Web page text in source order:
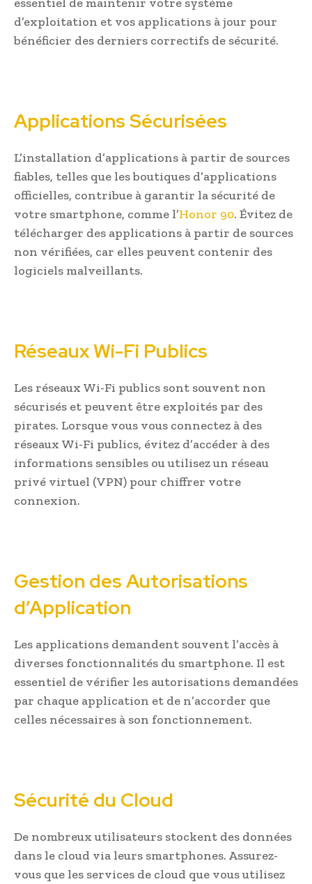
d’exploitation et vos applications à jour pour
bénéficier des derniers correctifs de sécurité.
Applications Sécurisées
L’installation d’applications à partir de sources
fiables, telles que les boutiques d’applications
officielles, contribue à garantir la sécurité de
votre smartphone, comme l’Honor 90. Évitez de
télécharger des applications à partir de sources
non vérifiées, car elles peuvent contenir des
logiciels malveillants.
Réseaux Wi-Fi Publics
Les réseaux Wi-Fi publics sont souvent non
sécurisés et peuvent être exploités par des
pirates. Lorsque vous vous connectez à des
réseaux Wi-Fi publics, évitez d’accéder à des
informations sensibles ou utilisez un réseau
privé virtuel (VPN) pour chiffrer votre
connexion.
Gestion des Autorisations
d’Application
Les applications demandent souvent l’accès à
diverses fonctionnalités du smartphone. Il est
essentiel de vérifier les autorisations demandées
par chaque application et de n’accorder que
celles nécessaires à son fonctionnement.
Sécurité du Cloud
De nombreux utilisateurs stockent des données
dans le cloud via leurs smartphones. Assurez-
vous que les services de cloud que vous utilisez